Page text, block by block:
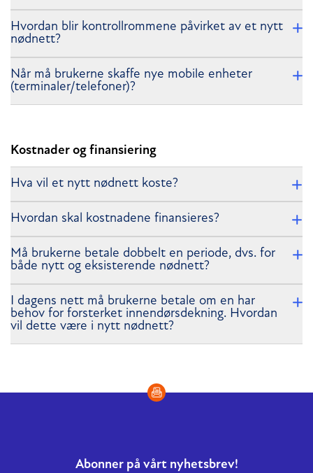
Hvordan blir kontrollrommene påvirket av et nytt
nødnett?
Når må brukerne skaffe nye mobile enheter
(terminaler/telefoner)?
Kostnader og finansiering
Hva vil et nytt nødnett koste?
Hvordan skal kostnadene finansieres?
Må brukerne betale dobbelt en periode, dvs. for
både nytt og eksisterende nødnett?
I dagens nett må brukerne betale om en har
behov for forsterket innendørsdekning. Hvordan
vil dette være i nytt nødnett?
Abonner på vårt nyhetsbrev!